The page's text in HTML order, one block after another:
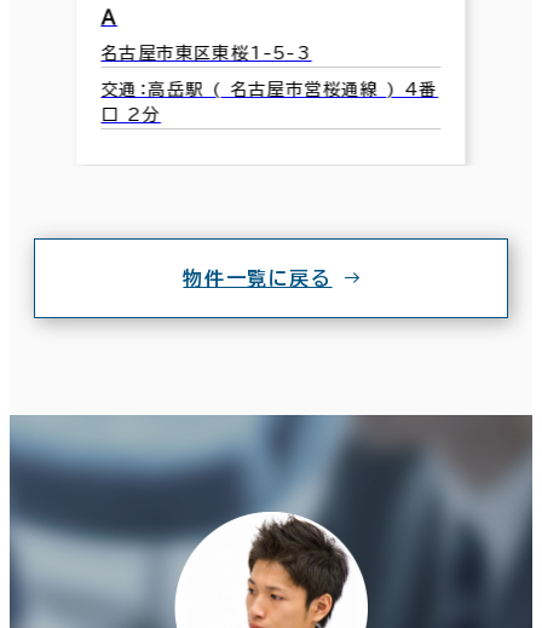
Ａ
名古屋市東区東桜1-5-3
交通：高岳駅 ( 名古屋市営桜通線 ) 4番
口 2分
物件一覧に戻る